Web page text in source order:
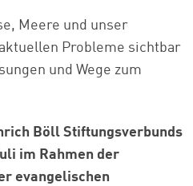
Meere und unser
Probleme sichtbar
und Wege zum
Böll Stiftungsverbunds
im Rahmen der
evangelischen